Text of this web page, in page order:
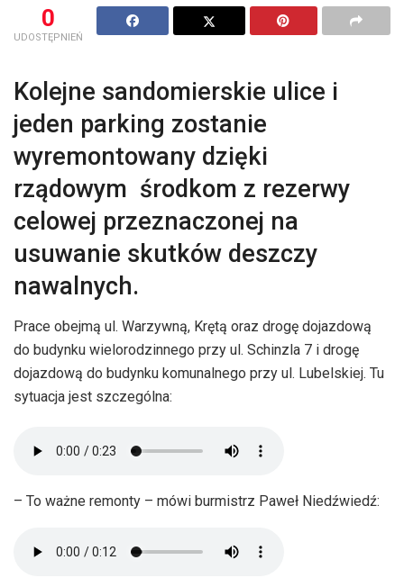
0
UDOSTĘPNIEŃ
Kolejne sandomierskie ulice i
jeden parking zostanie
wyremontowany dzięki
rządowym środkom z rezerwy
celowej przeznaczonej na
usuwanie skutków deszczy
nawalnych.
Prace obejmą ul. Warzywną, Krętą oraz drogę dojazdową
do budynku wielorodzinnego przy ul. Schinzla 7 i drogę
dojazdową do budynku komunalnego przy ul. Lubelskiej. Tu
sytuacja jest szczególna:
– To ważne remonty – mówi burmistrz Paweł Niedźwiedź: